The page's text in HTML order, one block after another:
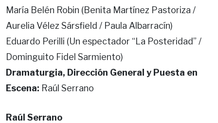
María Belén Robin (Benita Martínez Pastoriza /
Aurelia Vélez Sársfield / Paula Albarracín)
Eduardo Perilli (Un espectador “La Posteridad” /
Dominguito Fidel Sarmiento)
Dramaturgia, Dirección General y Puesta en
Escena: Raúl Serrano
Raúl Serrano